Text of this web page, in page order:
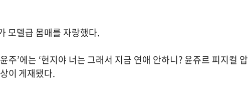
모델급 몸매를 자랑했다.
주’에는 ‘현지야 너는 그래서 지금 연애 안하니? 윤쥬르 피지컬 압
이 게재됐다.